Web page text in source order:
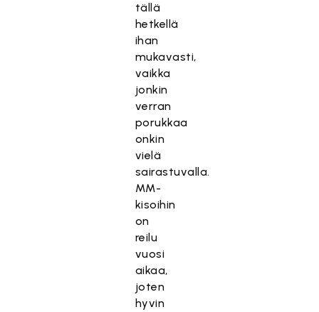
tällä
hetkellä
ihan
mukavasti,
vaikka
jonkin
verran
porukkaa
onkin
vielä
sairastuvalla.
MM-
kisoihin
on
reilu
vuosi
aikaa,
joten
hyvin